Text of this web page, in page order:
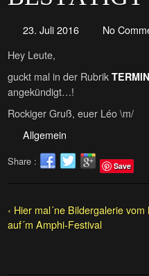
23. Juli 2016
No
Hey Leute,
guckt mal in der Rubrik
angekündigt…!
Rockiger Gruß, euer Léo \m/
Allgemein
Share : Save
‹ Hier mal´ne Bildergalerie
auf´m Amphi-Festival